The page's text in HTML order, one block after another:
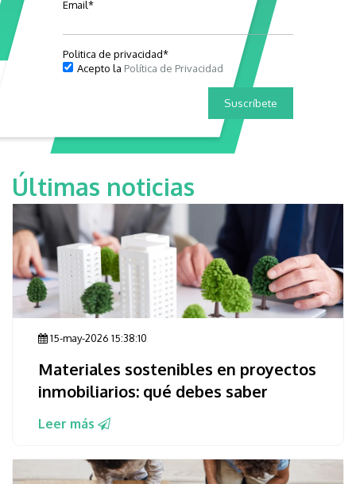
Email*
Politica de privacidad*
Acepto la Política de Privacidad
Últimas noticias
15-may-2026 15:38:10
Materiales sostenibles en proyectos
inmobiliarios: qué debes saber
Leer más